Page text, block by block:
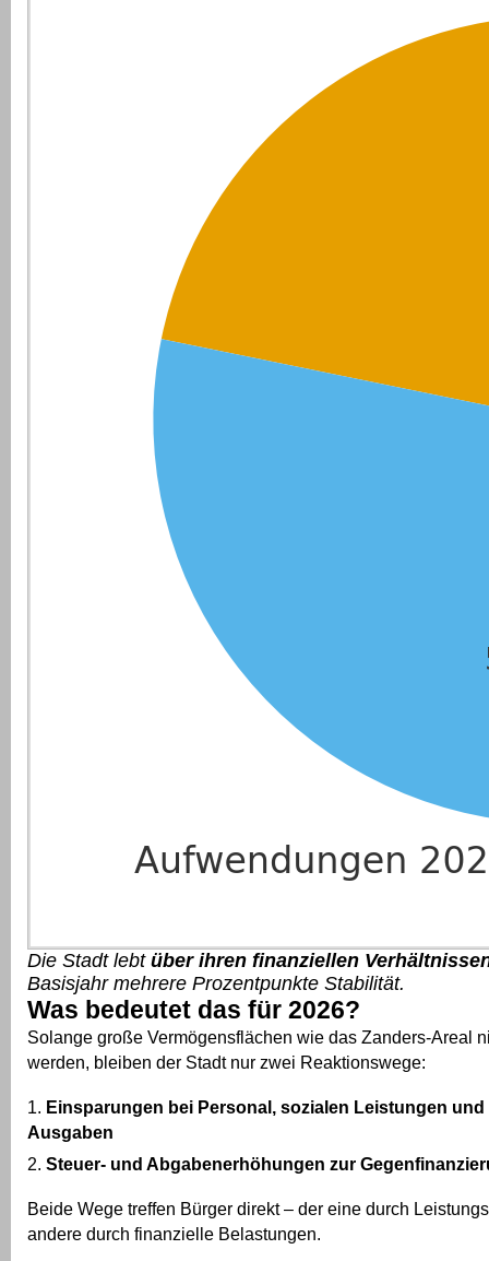
Die Stadt lebt über ihren finanziellen
Basisjahr mehrere Prozentpunkte Stabilität.
Was bedeutet das für 2026?
Solange große Vermögensflächen wie das Zanders-Areal
werden, bleiben der Stadt nur zwei Reaktionswege:
Einsparungen bei Personal, sozialen Leistungen
Ausgaben
Steuer- und Abgabenerhöhungen zur
Beide Wege treffen Bürger direkt – der eine durch
andere durch finanzielle Belastungen.